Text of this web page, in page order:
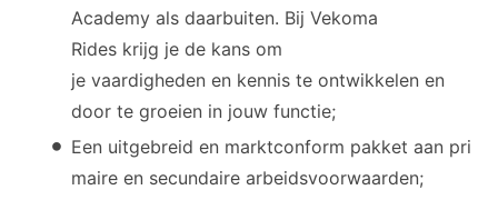
Academy als daarbuiten. Bij Vekoma
Rides krijg je de kans om
je vaardigheden en kennis te ontwikkelen en
door te groeien in jouw functie;
Een uitgebreid en marktconform pakket aan pri
maire en secundaire arbeidsvoorwaarden;